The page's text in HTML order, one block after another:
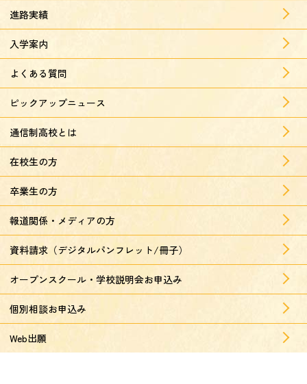
進路実績
入学案内
よくある質問
ピックアップニュース
通信制高校とは
在校生の方
卒業生の方
報道関係・メディアの方
資料請求（デジタルパンフレット/冊子）
オープンスクール・学校説明会お申込み
個別相談お申込み
Web出願